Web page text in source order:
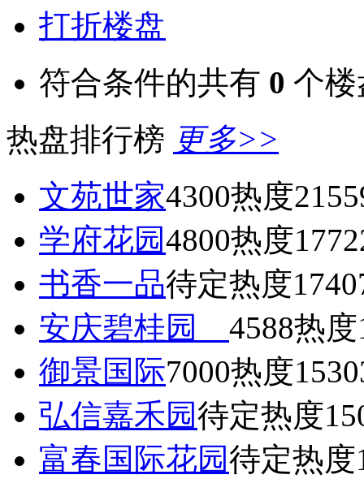
打折楼盘
符合条件的共有 0 个楼
热盘排行榜 更多>>
文苑世家4300热度
学府花园4800热度
书香一品待定热度
安庆碧桂园 4588热度
御景国际7000热度
弘信嘉禾园待定热度
富春国际花园待定热度